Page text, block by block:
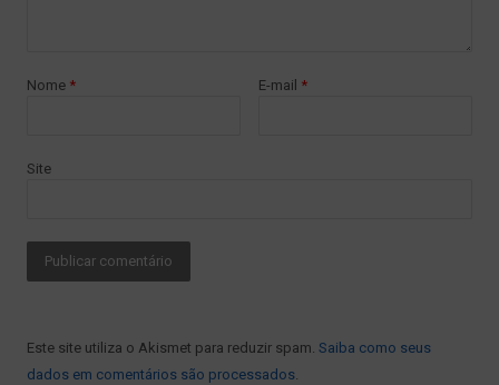
Nome * E-mail *
Site
Este site utiliza o Akismet para reduzir spam. Saiba como seus
dados em comentários são processados.